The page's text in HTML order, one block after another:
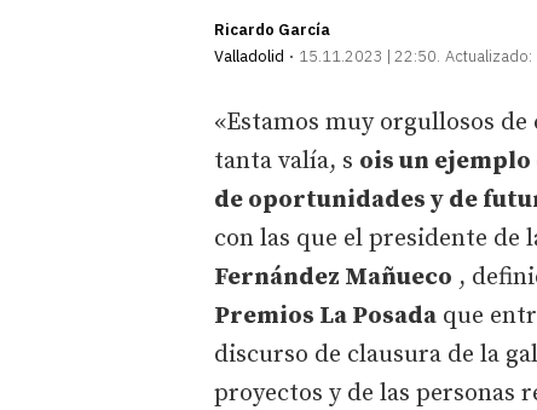
Ricardo García
Valladolid
15.11.2023 | 22:50 Actualizado:
«Estamos muy orgullosos
tanta valía, s ois un
de oportunidades y de
con las que el presidente de
Fernández Mañueco ,
Premios La Posada que
discurso de clausura de la
proyectos y de las personas